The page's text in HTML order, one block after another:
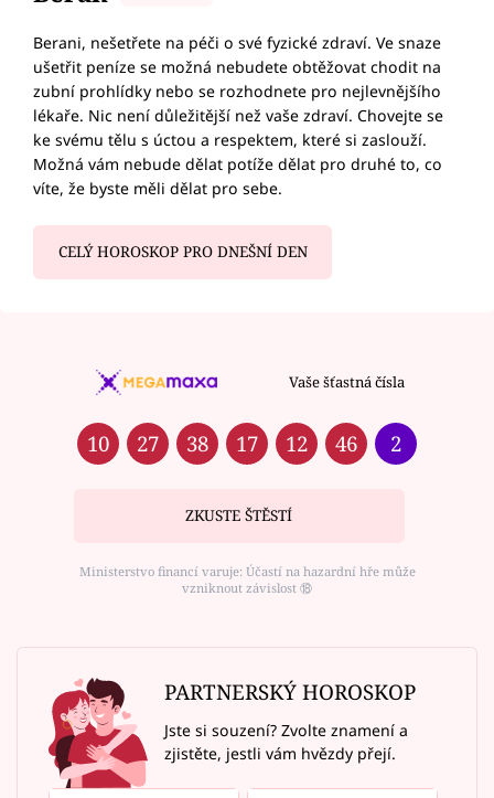
Berani, nešetřete na péči o své fyzické zdraví. Ve snaze
ušetřit peníze se možná nebudete obtěžovat chodit na
zubní prohlídky nebo se rozhodnete pro nejlevnějšího
lékaře. Nic není důležitější než vaše zdraví. Chovejte se
ke svému tělu s úctou a respektem, které si zaslouží.
Možná vám nebude dělat potíže dělat pro druhé to, co
víte, že byste měli dělat pro sebe.
CELÝ HOROSKOP PRO DNEŠNÍ DEN
Vaše šťastná čísla
10 27 38 17 12 46 2
ZKUSTE ŠTĚSTÍ
Ministerstvo financí varuje: Účastí na hazardní hře může
vzniknout závislost ⑱
PARTNERSKÝ HOROSKOP
Jste si souzení? Zvolte znamení a
zjistěte, jestli vám hvězdy přejí.